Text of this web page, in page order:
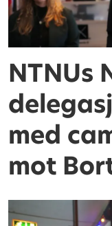
NTNUs
med
mot